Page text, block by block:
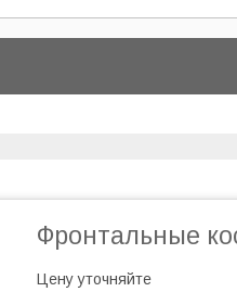
Фронтальные
Цену уточняйте